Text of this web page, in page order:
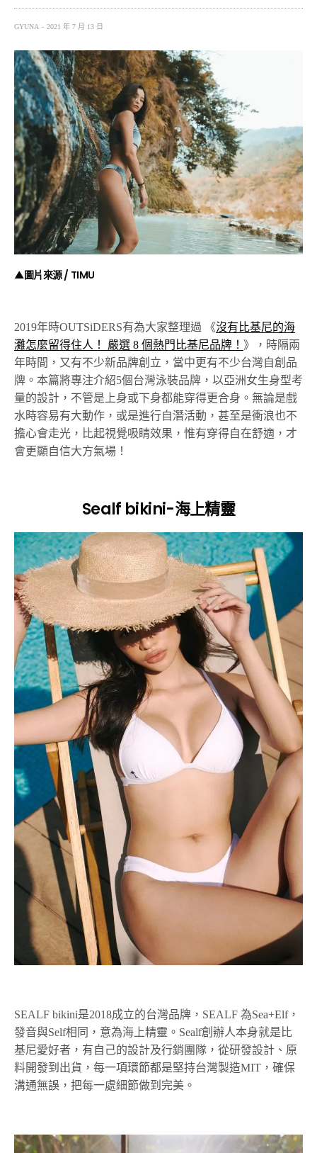
GYUNA 2021 年 7 月 13 日
▲圖片來源 / TIMU
2019年時OUTSiDERS有為大家整理過 《沒有比基尼的海
灘怎麼留得住人！ 嚴選 8 個熱門比基尼品牌！ 》，時隔兩
年時間，又有不少新品牌創立，當中更有不少台灣自創品
牌。本篇將專注介紹5個台灣泳裝品牌，以亞洲女生身型考
量的設計，不管是上身或下身都能穿得更合身。無論是戲
水時容易有大動作，或是進行自潛活動，甚至是衝浪也不
擔心會走光，比起視覺吸睛效果，惟有穿得自在舒適，才
會更顯自信大方氣場！
Sealf bikini-海上精靈
SEALF bikini是2018成立的台灣品牌，SEALF 為Sea+Elf，
發音與Self相同，意為海上精靈。Sealf創辦人本身就是比
基尼愛好者，有自己的設計及行銷團隊，從研發設計、原
料開發到出貨，每一項環節都是堅持台灣製造MIT，確保
溝通無誤，把每一處細節做到完美。